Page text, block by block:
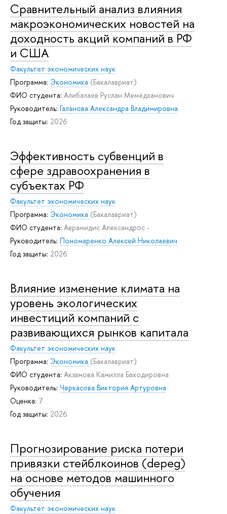
Сравнительный анализ влияния
макроэкономических новостей на
доходность акций компаний в РФ
и США
Факультет экономических наук
Программа: Экономика (Бакалавриат)
ФИО студента: Алибалаев Руслан Мемедханович
Руководитель: Галанова Александра Владимировна
Год защиты: 2026
Эффективность субвенций в
сфере здравоохранения в
субъектах РФ
Факультет экономических наук
Программа: Экономика (Бакалавриат)
ФИО студента: Аврамидис Александрос -
Руководитель: Пономаренко Алексей Николаевич
Год защиты: 2026
Влияние изменение климата на
уровень экологических
инвестиций компаний с
развивающихся рынков капитала
Факультет экономических наук
Программа: Экономика (Бакалавриат)
ФИО студента: Акзамова Камилла Баходировна
Руководитель: Черкасова Виктория Артуровна
Оценка: 7
Год защиты: 2026
Прогнозирование риска потери
привязки стейблкоинов (depeg)
на основе методов машинного
обучения
Факультет экономических наук